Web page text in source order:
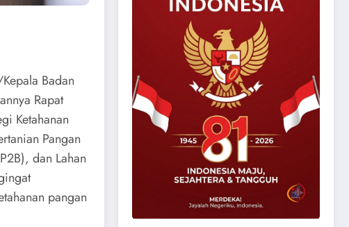
Badan
Rapat
Ketahanan
Pangan
dan Lahan
pangan